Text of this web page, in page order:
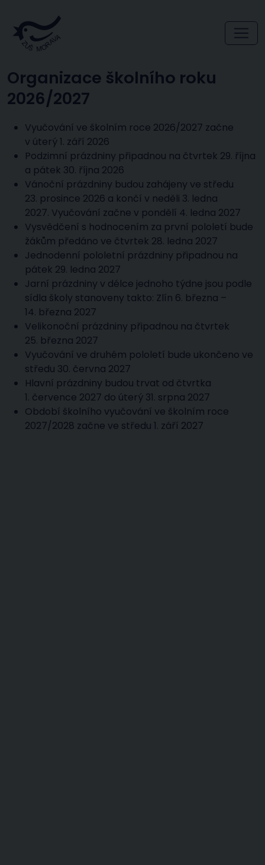
Organizace školního roku
2026/2027
Vyučování ve školním roce 2026/2027 začne
v úterý 1. září 2026
Podzimní prázdniny připadnou na čtvrtek 29. října
a pátek 30. října 2026
Vánoční prázdniny budou zahájeny ve středu
23. prosince 2026 a končí v neděli 3. ledna
2027. Vyučování začne v pondělí 4. ledna 2027
Vysvědčení s hodnocením za první pololetí bude
žákům předáno ve čtvrtek 28. ledna 2027
Jednodenní pololetní prázdniny připadnou na
pátek 29. ledna 2027
Jarní prázdniny v délce jednoho týdne jsou podle
sídla školy stanoveny takto: Zlín 6. března –
14. března 2027
Velikonoční prázdniny připadnou na čtvrtek
25. března 2027
Vyučování ve druhém pololetí bude ukončeno ve
středu 30. června 2027
Hlavní prázdniny budou trvat od čtvrtka
1. července 2027 do úterý 31. srpna 2027
Období školního vyučování ve školním roce
2027/2028 začne ve středu 1. září 2027